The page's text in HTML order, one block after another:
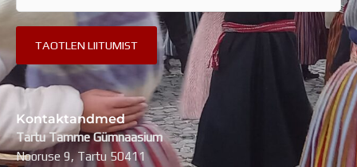
Kontaktandmed
Tartu Tamme Gümnaasium
Nooruse 9, Tartu 50411